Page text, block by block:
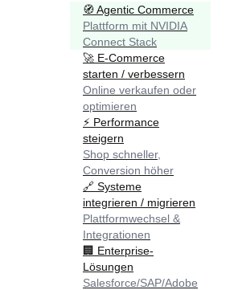
🧭Agentic Commerce
Plattform mit NVIDIA
Connect Stack
🚀 E-Commerce
starten / verbessern
Online verkaufen oder
optimieren
⚡ Performance
steigern
Shop schneller,
Conversion höher
🔗 Systeme
integrieren / migrieren
Plattformwechsel &
Integrationen
🏢 Enterprise-
Lösungen
Salesforce/SAP/Adobe